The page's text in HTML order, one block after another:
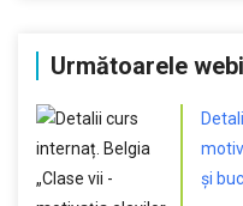
Următoarele
și